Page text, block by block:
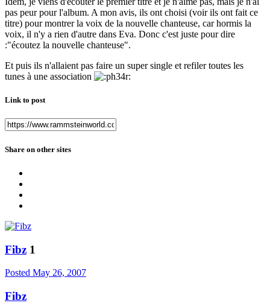
pas peur pour l'album. A mon avis, ils ont choisi (voir ils ont fait ce
titre) pour montrer la voix de la nouvelle chanteuse, car hormis la
voix, il n'y a rien d'autre dans Eva. Donc c'est juste pour dire
:"écoutez la nouvelle chanteuse".
Et puis ils n'allaient pas faire un super single et refiler toutes les
tunes à une association
Link to post
Share on other sites
Fibz 1
Posted May 26, 2007
Fibz